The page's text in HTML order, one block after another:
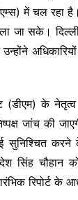
में चल रहा
जा सके।
(डीएम) के
जांच की
सुनिश्चित
सिंह चौहान
रिपोर्ट के